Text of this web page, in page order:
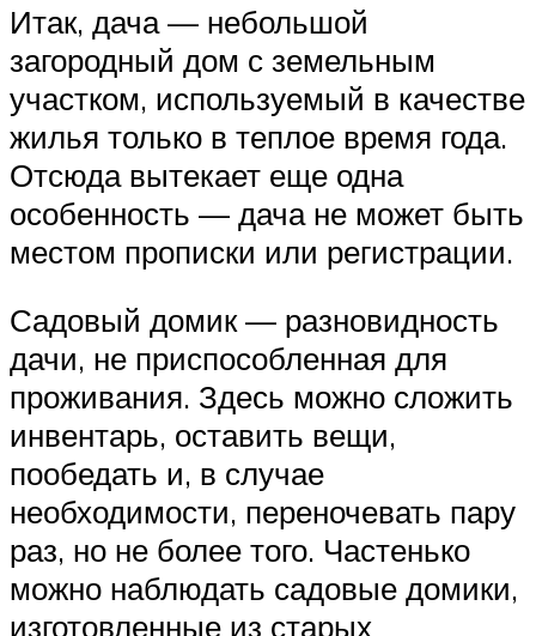
Итак, дача — небольшой
загородный дом с земельным
участком, используемый в качестве
жилья только в теплое время года.
Отсюда вытекает еще одна
особенность — дача не может быть
местом прописки или регистрации.
Садовый домик — разновидность
дачи, не приспособленная для
проживания. Здесь можно сложить
инвентарь, оставить вещи,
пообедать и, в случае
необходимости, переночевать пару
раз, но не более того. Частенько
можно наблюдать садовые домики,
изготовленные из старых